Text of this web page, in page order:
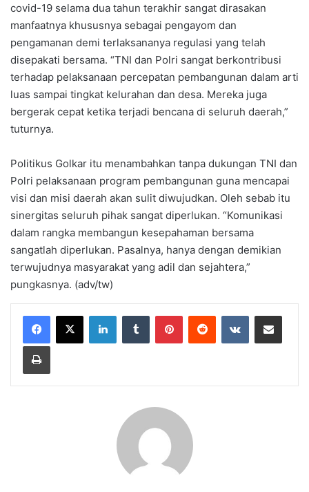
covid-19 selama dua tahun terakhir sangat dirasakan
manfaatnya khususnya sebagai pengayom dan
pengamanan demi terlaksananya regulasi yang telah
disepakati bersama. “TNI dan Polri sangat berkontribusi
terhadap pelaksanaan percepatan pembangunan dalam arti
luas sampai tingkat kelurahan dan desa. Mereka juga
bergerak cepat ketika terjadi bencana di seluruh daerah,”
tuturnya.
Politikus Golkar itu menambahkan tanpa dukungan TNI dan
Polri pelaksanaan program pembangunan guna mencapai
visi dan misi daerah akan sulit diwujudkan. Oleh sebab itu
sinergitas seluruh pihak sangat diperlukan. “Komunikasi
dalam rangka membangun kesepahaman bersama
sangatlah diperlukan. Pasalnya, hanya dengan demikian
terwujudnya masyarakat yang adil dan sejahtera,”
pungkasnya. (adv/tw)